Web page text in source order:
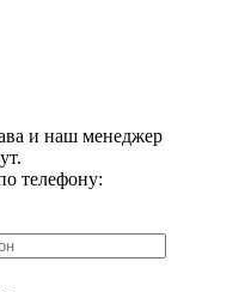
и наш менеджер
телефону: